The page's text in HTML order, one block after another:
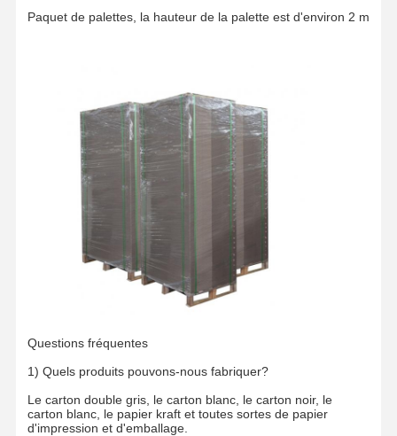
plateau pour gâteaux
Paquet de palettes, la hauteur de la palette est d'environ 2 m
Questions fréquentes
1) Quels produits pouvons-nous fabriquer?
Le carton double gris, le carton blanc, le carton noir, le
carton blanc, le papier kraft et toutes sortes de papier
d'impression et d'emballage.